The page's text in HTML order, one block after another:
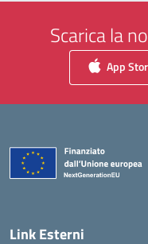
Scarica la
App
Link Esterni